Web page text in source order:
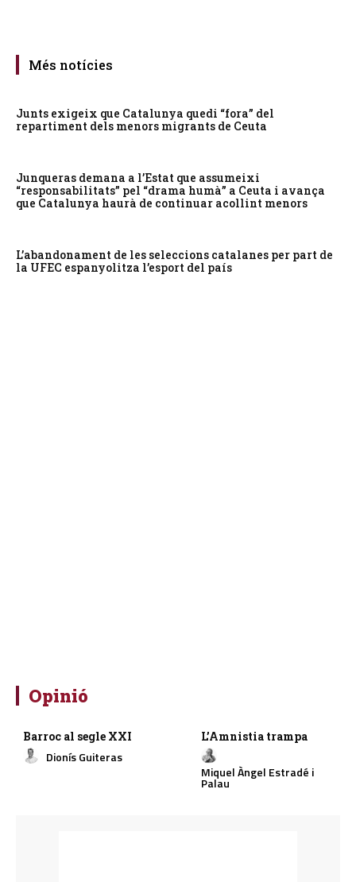
Més notícies
Junts exigeix que Catalunya quedi “fora” del
repartiment dels menors migrants de Ceuta
Junqueras demana a l’Estat que assumeixi
“responsabilitats” pel “drama humà” a Ceuta i avança
que Catalunya haurà de continuar acollint menors
L’abandonament de les seleccions catalanes per part de
la UFEC espanyolitza l’esport del país
Opinió
Barroc al segle XXI
Dionís Guiteras
L’Amnistia trampa
Miquel Àngel Estradé i
Palau